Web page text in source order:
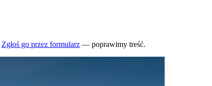
Zgłoś go przez formularz — poprawimy treść.